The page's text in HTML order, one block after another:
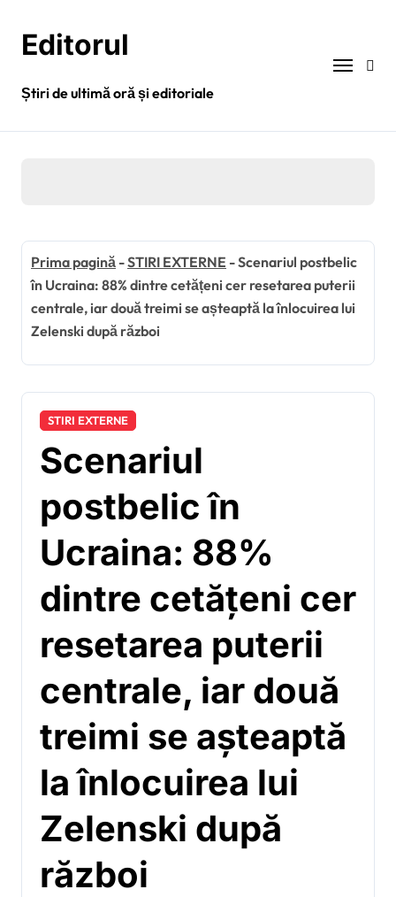
conținutEditorul
Știri de ultimă oră și editoriale
Prima pagină -STIRI EXTERNE -Scenariul postbelic
în Ucraina: 88% dintre cetățeni cer resetarea puterii
centrale, iar două treimi se așteaptă la înlocuirea lui
Zelenski după război
STIRI EXTERNE
Scenariul
postbelic în
Ucraina: 88%
dintre cetățeni cer
resetarea puterii
centrale, iar două
treimi se așteaptă
la înlocuirea lui
Zelenski după
război